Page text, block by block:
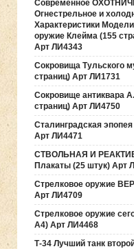
Современное
Огнестрельное и
Характеристики
оружие Клейма (155
Арт ЛИ4343
Сокровища Тульского
cтраниц) Арт ЛИ1731
Сокровище антиквара
страниц) Арт ЛИ4750
Сталинградская
Арт ЛИ4471
СТВОЛЬНАЯ И
Плакаты (25 штук) Арт
Стрелковое оружие
Арт ЛИ4709
Стрелковое оружие
А4) Арт ЛИ4468
Т-34 Лучший танк